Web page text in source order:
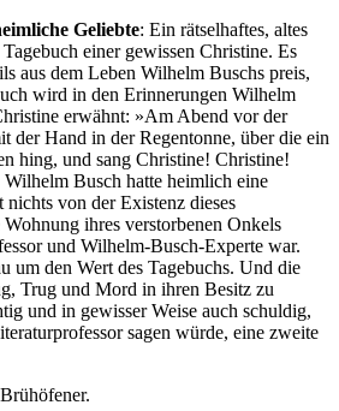
Geliebte: Ein rätselhaftes, altes
einer gewissen Christine. Es
aus dem Leben Wilhelm Buschs preis,
wird in den Erinnerungen Wilhelm
erwähnt: »Am Abend vor der
der Hand in der Regentonne, über die ein
hing, und sang Christine! Christine!
Busch hatte heimlich eine
von der Existenz dieses
ihres verstorbenen Onkels
und Wilhelm-Busch-Experte war.
um den Wert des Tagebuchs. Und die
Trug und Mord in ihren Besitz zu
und in gewisser Weise auch schuldig,
sagen würde, eine zweite